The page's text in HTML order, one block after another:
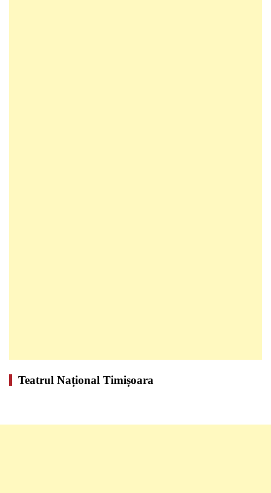
Teatrul Național Timișoara